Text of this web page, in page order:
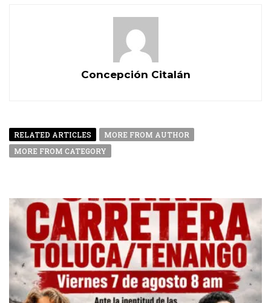
Concepción Citalán
RELATED ARTICLES
MORE FROM AUTHOR
MORE FROM CATEGORY